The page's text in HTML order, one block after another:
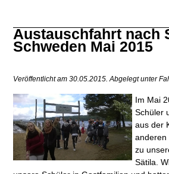
Austauschfahrt nach
Schweden Mai 2015
Veröffentlicht am 30.05.2015. Abgelegt unter
Im Mai
Schüler
aus der
anderen
zu
Sätila.